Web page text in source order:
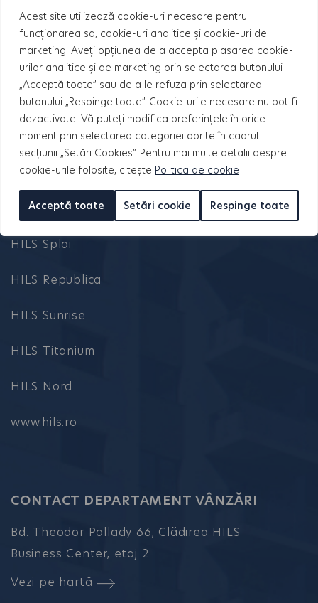
Acest site utilizează cookie-uri necesare pentru
funcționarea sa, cookie-uri analitice și cookie-uri de
marketing. Aveți opțiunea de a accepta plasarea cookie-
urilor analitice și de marketing prin selectarea butonului
„Acceptă toate” sau de a le refuza prin selectarea
butonului „Respinge toate”. Cookie-urile necesare nu pot fi
dezactivate. Vă puteți modifica preferințele în orice
moment prin selectarea categoriei dorite în cadrul
secțiunii „Setări Cookies”. Pentru mai multe detalii despre
cookie-urile folosite, citește Politica de cookie
Setări cookie Respinge toate
Acceptă toate
PROIECTE
HILS Pallady
HILS Brauner
HILS Splai
HILS Republica
HILS Sunrise
HILS Titanium
HILS Nord
www.hils.ro
CONTACT DEPARTAMENT VÂNZĂRI
Bd. Theodor Pallady 66, Clădirea HILS
Business Center, etaj 2
Vezi pe hartă